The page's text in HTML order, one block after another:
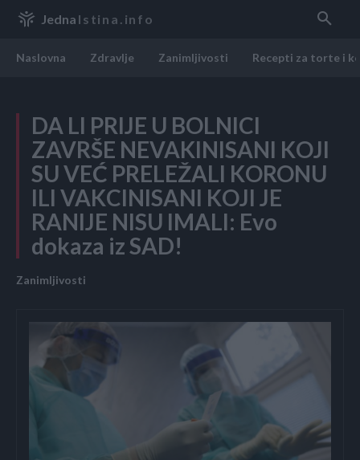
Jedna Istina.info
Naslovna Zdravlje Zanimljivosti Recepti za torte i
DA LI PRIJE U BOLNICI
ZAVRŠE NEVAKINISANI KOJI
SU VEĆ PRELEŽALI KORONU
ILI VAKCINISANI KOJI JE
RANIJE NISU IMALI: Evo
dokaza iz SAD!
Zanimljivosti